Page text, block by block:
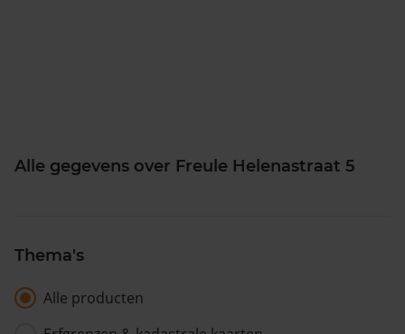
Alle gegevens over Freule Helenastraat 5
Thema's
Alle producten